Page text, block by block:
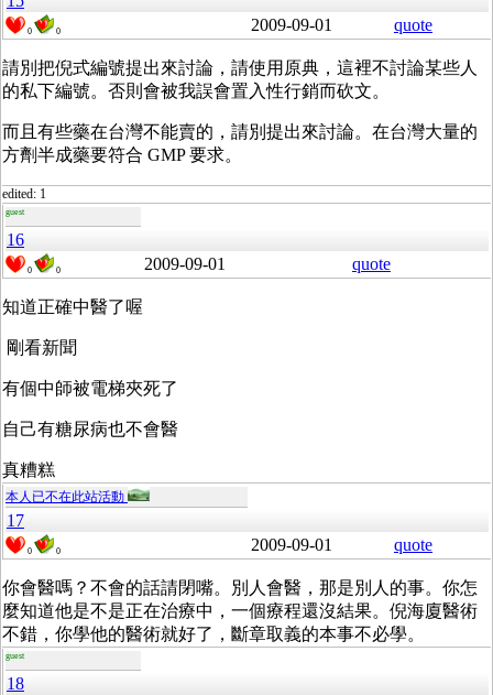
0 0 2009-09-01 quote
請別把倪式編號提出來討論，請使用原典，這裡不討論某些人
的私下編號。否則會被我誤會置入性行銷而砍文。
而且有些藥在台灣不能賣的，請別提出來討論。在台灣大量的
方劑半成藥要符合 GMP 要求。
edited: 1
guest
16
0 0 2009-09-01 quote
知道正確中醫了喔
剛看新聞
有個中師被電梯夾死了
自己有糖尿病也不會醫
真糟糕
本人已不在此站活動
17
0 0 2009-09-01 quote
你會醫嗎？不會的話請閉嘴。別人會醫，那是別人的事。你怎
麼知道他是不是正在治療中，一個療程還沒結果。倪海廈醫術
不錯，你學他的醫術就好了，斷章取義的本事不必學。
guest
18